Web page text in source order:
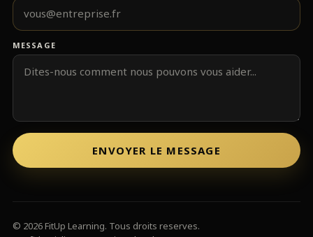
MESSAGE
ENVOYER LE MESSAGE
© 2026 FitUp Learning. Tous droits reserves.